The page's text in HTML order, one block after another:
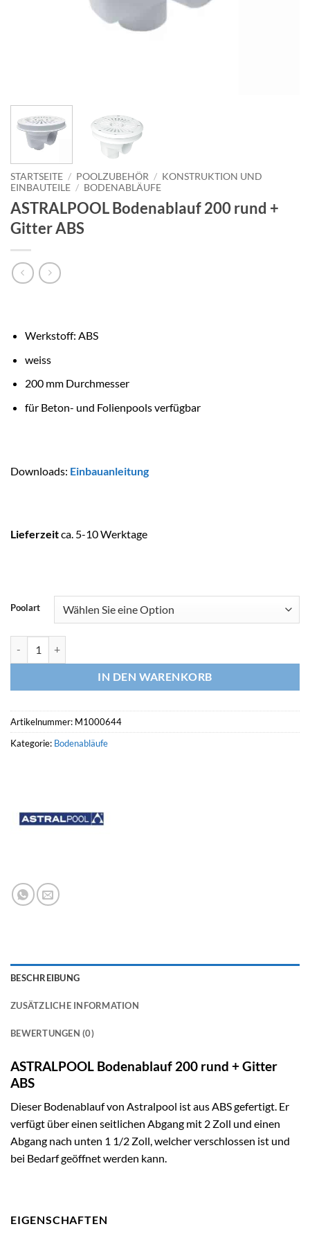
STARTSEITE / POOLZUBEHÖR / KONSTRUKTION UND
EINBAUTEILE / BODENABLÄUFE
ASTRALPOOL Bodenablauf 200 rund +
Gitter ABS
Werkstoff: ABS
weiss
200 mm Durchmesser
für Beton- und Folienpools verfügbar
Downloads: Einbauanleitung
Lieferzeitca. 5-10 Werktage
Poolart
IN DEN WARENKORB
Artikelnummer: M1000644
Kategorie: Bodenabläufe
BESCHREIBUNG
ZUSÄTZLICHE INFORMATION
BEWERTUNGEN (0)
ASTRALPOOL Bodenablauf 200 rund + Gitter
ABS
Dieser Bodenablauf von Astralpool ist aus ABS gefertigt. Er
verfügt über einen seitlichen Abgang mit 2 Zoll und einen
Abgang nach unten 1 1/2 Zoll, welcher verschlossen ist und
bei Bedarf geöffnet werden kann.
EIGENSCHAFTEN